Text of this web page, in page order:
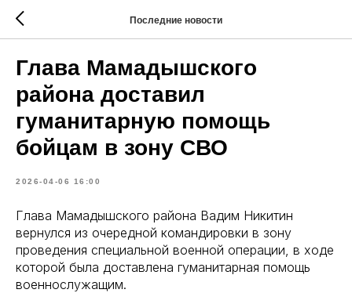
Последние новости
Глава Мамадышского
района доставил
гуманитарную помощь
бойцам в зону СВО
2026-04-06 16:00
Глава Мамадышского района Вадим Никитин
вернулся из очередной командировки в зону
проведения специальной военной операции, в ходе
которой была доставлена гуманитарная помощь
военнослужащим.